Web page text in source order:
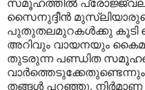
സമൂഹത്തില്‍
സൈനുദ്ദീന്‍
പുതുതലമുറകള്‍ക്കു കൂടി
അറിവും വായനയും
തുടരുന്ന പണ്ഡിത
തങ്ങള്‍ പറഞ്ഞു.